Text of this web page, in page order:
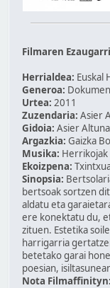
Filmaren
Herrialdea: Euskal
Generoa:
Urtea: 2011
Zuzendaria: Asier
Gidoia: Asier Altuna
Argazkia: Gaizka
Musika: Herrikojak
Ekoizpena:
Sinopsia:
bertsoak sortzen
aldatu eta
ere konektatu du,
zituen. Estetika
harrigarria
betetako garai
poesian,
Nota Filmaffinityn: